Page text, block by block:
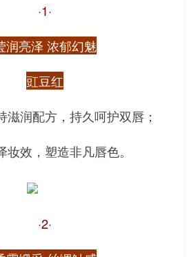
·1·
润亮泽 浓郁幻魅
豇豆红
滋润配方，持久呵护双唇；
妆效，塑造非凡唇色。
·2·